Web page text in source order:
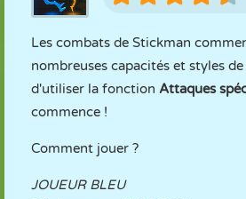
Les combats de Stickman
nombreuses capacités et styles
d'utiliser la fonction Attaques
commence !
Comment jouer ?
JOUEUR BLEU